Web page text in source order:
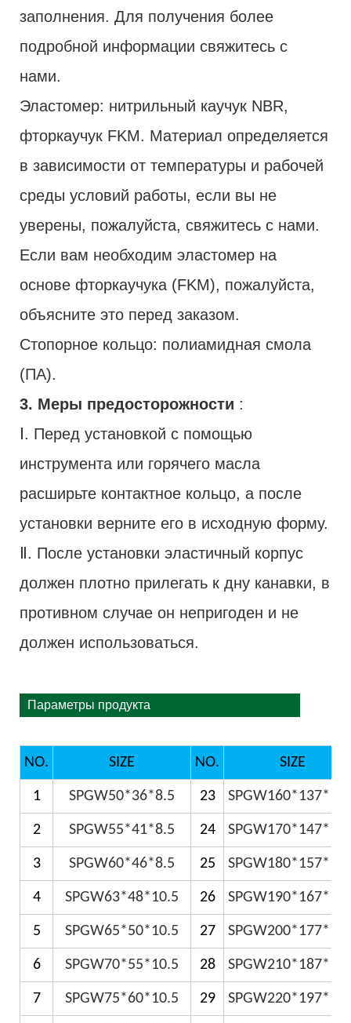
заполнения. Для получения более
подробной информации свяжитесь с
нами.
Эластомер: нитрильный каучук NBR,
фторкаучук FKM. Материал определяется
в зависимости от температуры и рабочей
среды условий работы, если вы не
уверены, пожалуйста, свяжитесь с нами.
Если вам необходим эластомер на
основе фторкаучука (FKM), пожалуйста,
объясните это перед заказом.
Стопорное кольцо: полиамидная смола
(ПА).
3. Меры предосторожности :
Ⅰ. Перед установкой с помощью
инструмента или горячего масла
расширьте контактное кольцо, а после
установки верните его в исходную форму.
Ⅱ. После установки эластичный корпус
должен плотно прилегать к дну канавки, в
противном случае он непригоден и не
должен использоваться.
Параметры продукта
NO. SIZE NO. SIZE
1 SPGW50*36*8.5 23
2 SPGW55*41*8.5 24
3 SPGW60*46*8.5 25
4 SPGW63*48*10.5 26
5 SPGW65*50*10.5 27
6 SPGW70*55*10.5 28
7 SPGW75*60*10.5 29